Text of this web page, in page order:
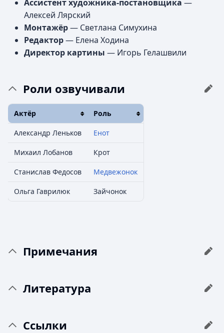
Ассистент художника-постановщика —
Алексей Лярский
Монтажёр— Светлана Симухина
Редактор— Елена Ходина
Директор картины — Игорь Гелашвили
Роли озвучивали
Актёр Роль
Александр Леньков Енот
Михаил Лобанов Крот
Станислав Федосов Медвежонок
Ольга Гаврилюк Зайчонок
Примечания
Литература
Ссылки